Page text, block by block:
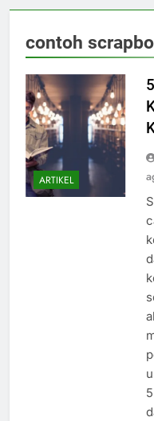
contoh
ARTIKEL